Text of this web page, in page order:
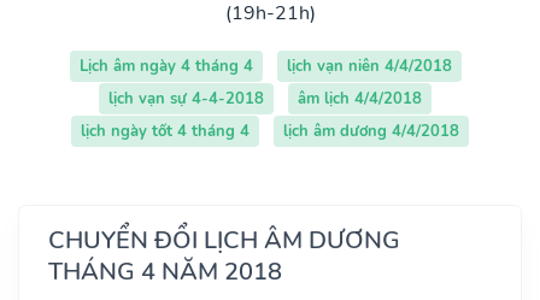
(19h-21h)
Lịch âm ngày 4 tháng 4
lịch vạn niên 4/4/2018
lịch vạn sự 4-4-2018
âm lịch 4/4/2018
lịch ngày tốt 4 tháng 4
lịch âm dương 4/4/2018
CHUYỂN ĐỔI LỊCH ÂM DƯƠNG
THÁNG 4 NĂM 2018